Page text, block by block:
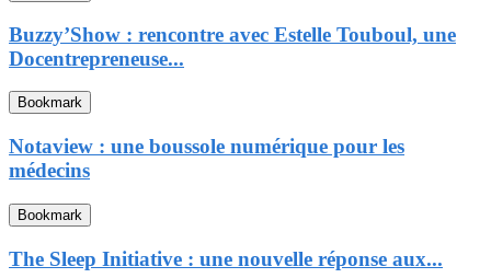
Buzzy’Show : rencontre avec Estelle Touboul, une
Docentrepreneuse...
Bookmark
Notaview : une boussole numérique pour les
médecins
Bookmark
The Sleep Initiative : une nouvelle réponse aux...